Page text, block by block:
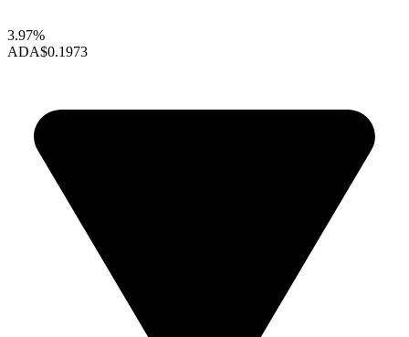
3.97%
ADA$0.1973